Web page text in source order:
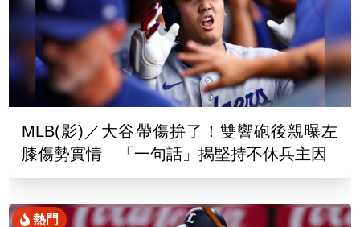
MLB(影)／大谷帶傷拚了！雙響砲後親曝左
膝傷勢實情 「一句話」揭堅持不休兵主因
熱門